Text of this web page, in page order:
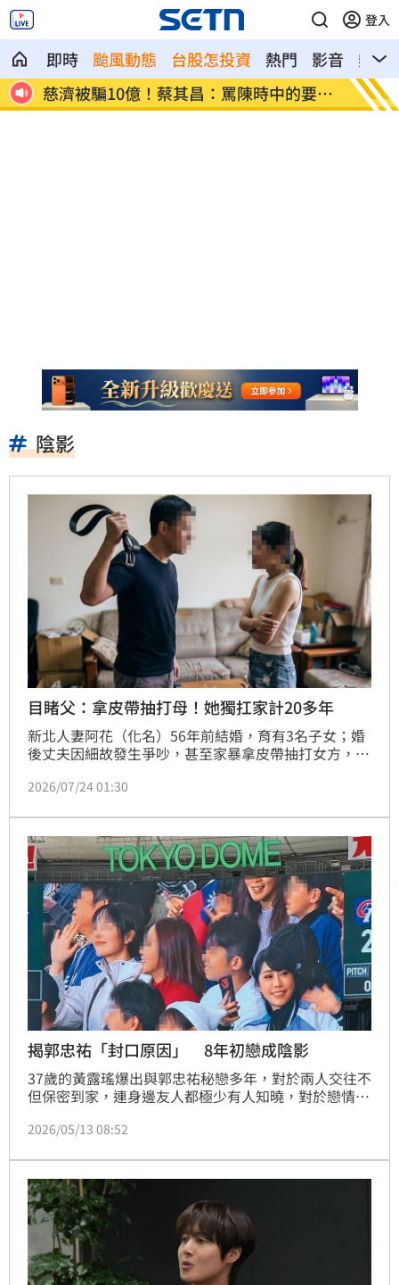
登入
即時 颱風動態 台股怎投資 熱門 影音
熱搜
道
嬤吃白帶魚防失智！「1動作」精華全沒了
26歲
網
陰影
目睹父：拿皮帶抽打母！她獨扛家計20多年
新北人妻阿花（化名）56年前結婚，育有3名子女；婚
後丈夫因細故發生爭吵，甚至家暴拿皮帶抽打女方，隨
婚；因丈夫都未出面，且子女也出庭揭露家父帶給他們
可上訴。
2026/07/24 01:30
揭郭忠祐「封口原因」 8年初戀成陰影
37歲的黃露瑤爆出與郭忠祐秘戀多年，對於兩人交往不
但保密到家，連身邊友人都極少有人知曉，對於戀情如
2015年自選秀節目《明日之星Super Star》出道，畢
交往多年的初戀女友，沒想到就在他知名度漸漸打開
後，兩人決定分手，而這段戀情也是他出道以來，唯一
承認過的戀情。
2026/05/13 08:52